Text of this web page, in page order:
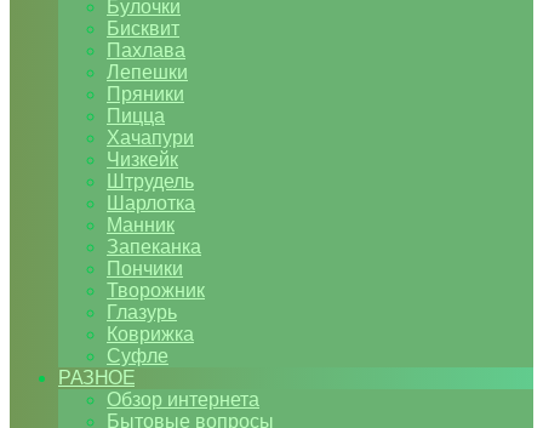
Булочки
Бисквит
Пахлава
Лепешки
Пряники
Пицца
Хачапури
Чизкейк
Штрудель
Шарлотка
Манник
Запеканка
Пончики
Творожник
Глазурь
Коврижка
Суфле
РАЗНОЕ
Обзор интернета
Бытовые вопросы